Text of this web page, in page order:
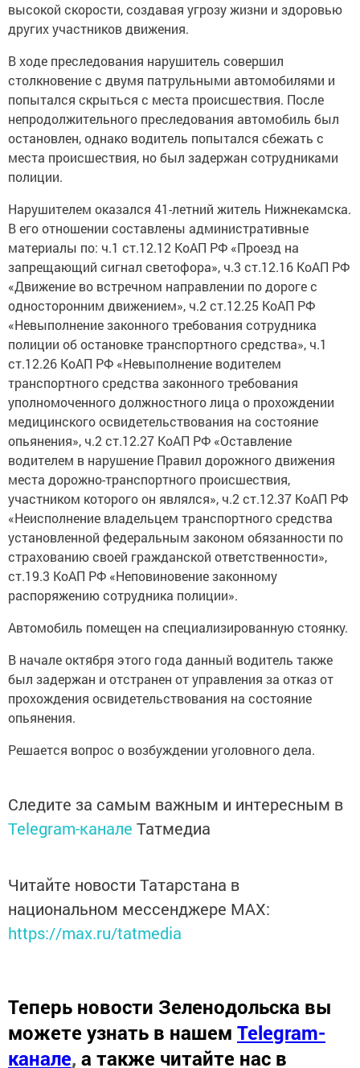
высокой скорости, создавая угрозу жизни и здоровью
других участников движения.
В ходе преследования нарушитель совершил
столкновение с двумя патрульными автомобилями и
попытался скрыться с места происшествия. После
непродолжительного преследования автомобиль был
остановлен, однако водитель попытался сбежать с
места происшествия, но был задержан сотрудниками
полиции.
Нарушителем оказался 41-летний житель Нижнекамска.
В его отношении составлены административные
материалы по: ч.1 ст.12.12 КоАП РФ «Проезд на
запрещающий сигнал светофора», ч.3 ст.12.16 КоАП РФ
«Движение во встречном направлении по дороге с
односторонним движением», ч.2 ст.12.25 КоАП РФ
«Невыполнение законного требования сотрудника
полиции об остановке транспортного средства», ч.1
ст.12.26 КоАП РФ «Невыполнение водителем
транспортного средства законного требования
уполномоченного должностного лица о прохождении
медицинского освидетельствования на состояние
опьянения», ч.2 ст.12.27 КоАП РФ «Оставление
водителем в нарушение Правил дорожного движения
места дорожно-транспортного происшествия,
участником которого он являлся», ч.2 ст.12.37 КоАП РФ
«Неисполнение владельцем транспортного средства
установленной федеральным законом обязанности по
страхованию своей гражданской ответственности»,
ст.19.3 КоАП РФ «Неповиновение законному
распоряжению сотрудника полиции».
Автомобиль помещен на специализированную стоянку.
В начале октября этого года данный водитель также
был задержан и отстранен от управления за отказ от
прохождения освидетельствования на состояние
опьянения.
Решается вопрос о возбуждении уголовного дела.
Следите за самым важным и интересным в
Telegram-канале Татмедиа
Читайте новости Татарстана в
национальном мессенджере MАХ:
https://max.ru/tatmedia
Теперь новости Зеленодольска вы
можете узнать в нашем Telegram-
канале, а также читайте нас в